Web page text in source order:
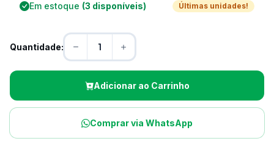
Em estoque (3 disponíveis) Últimas unidades!
Quantidade:
Adicionar ao Carrinho
Comprar via WhatsApp